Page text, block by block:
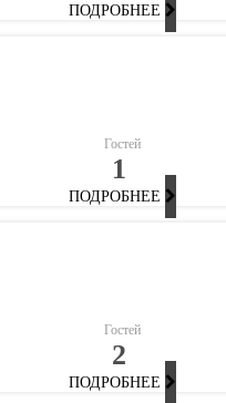
ПОДРОБНЕЕ
Гостей
1
ПОДРОБНЕЕ
Гостей
2
ПОДРОБНЕЕ